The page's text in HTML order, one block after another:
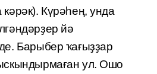
Күрәһең, унда
йә
Барыбер ҡағыҙ­ҙар
ул. Ошо